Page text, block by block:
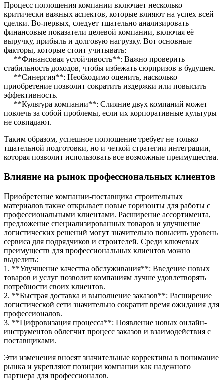
Процесс поглощения компании включает несколько
критически важных аспектов, которые влияют на успех всей
сделки. Во-первых, следует тщательно анализировать
финансовые показатели целевой компании, включая её
выручку, прибыль и долговую нагрузку. Вот основные
факторы, которые стоит учитывать:
— **Финансовая устойчивость**: Важно проверить
стабильность доходов, чтобы избежать сюрпризов в будущем.
— **Синергия**: Необходимо оценить, насколько
приобретение позволит сократить издержки или повысить
эффективность.
— **Культура компании**: Слияние двух компаний может
повлечь за собой проблемы, если их корпоративные культуры
не совпадают.
Таким образом, успешное поглощение требует не только
тщательной подготовки, но и четкой стратегии интеграции,
которая позволит использовать все возможные преимущества.
Влияние на рынок профессиональных клиентов
Приобретение компании-поставщика строительных
материалов также открывает новые горизонты для работы с
профессиональными клиентами. Расширение ассортимента,
предложение специализированных товаров и улучшение
логистических решений могут значительно повысить уровень
сервиса для подрядчиков и строителей. Среди ключевых
преимуществ для профессиональных клиентов можно
выделить:
1. **Улучшение качества обслуживания**: Введение новых
товаров и услуг позволит компаниям лучше удовлетворять
потребности своих клиентов.
2. **Быстрая доставка и выполнение заказов**: Расширение
логистической сети значительно сократит время ожидания для
профессионалов.
3. **Цифровизация процесса**: Появление новых онлайн-
инструментов облегчит процесс заказов и взаимодействия с
поставщиками.
Эти изменения вносят значительные коррективы в понимание
рынка и укрепляют позиции компании как надежного
партнера для профессионалов.